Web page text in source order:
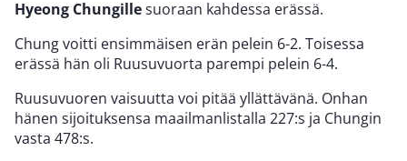
Hyeong Chungillesuoraan kahdessa erässä.
Chung voitti ensimmäisen erän pelein 6-2. Toisessa
erässä hän oli Ruusuvuorta parempi pelein 6-4.
Ruusuvuoren vaisuutta voi pitää yllättävänä. Onhan
hänen sijoituksensa maailmanlistalla 227:s ja Chungin
vasta 478:s.